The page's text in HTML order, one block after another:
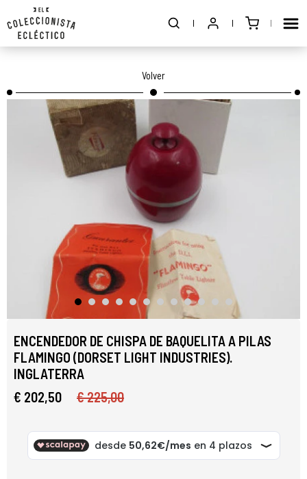
Volver
ENCENDEDOR DE CHISPA DE BAQUELITA A PILAS
FLAMINGO (DORSET LIGHT INDUSTRIES).
INGLATERRA
€ 202,50
€ 225,00